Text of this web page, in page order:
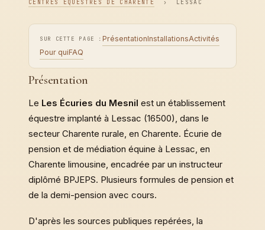
CENTRES ÉQUESTRES DE CHARENTE › LESSAC
SUR CETTE PAGE : PrésentationInstallationsActivités
Pour quiFAQ
Présentation
Le Les Écuries du Mesnil est un établissement
équestre implanté à Lessac (16500), dans le
secteur Charente rurale, en Charente. Écurie de
pension et de médiation équine à Lessac, en
Charente limousine, encadrée par un instructeur
diplômé BPJEPS. Plusieurs formules de pension et
de la demi-pension avec cours.
D'après les sources publiques repérées, la